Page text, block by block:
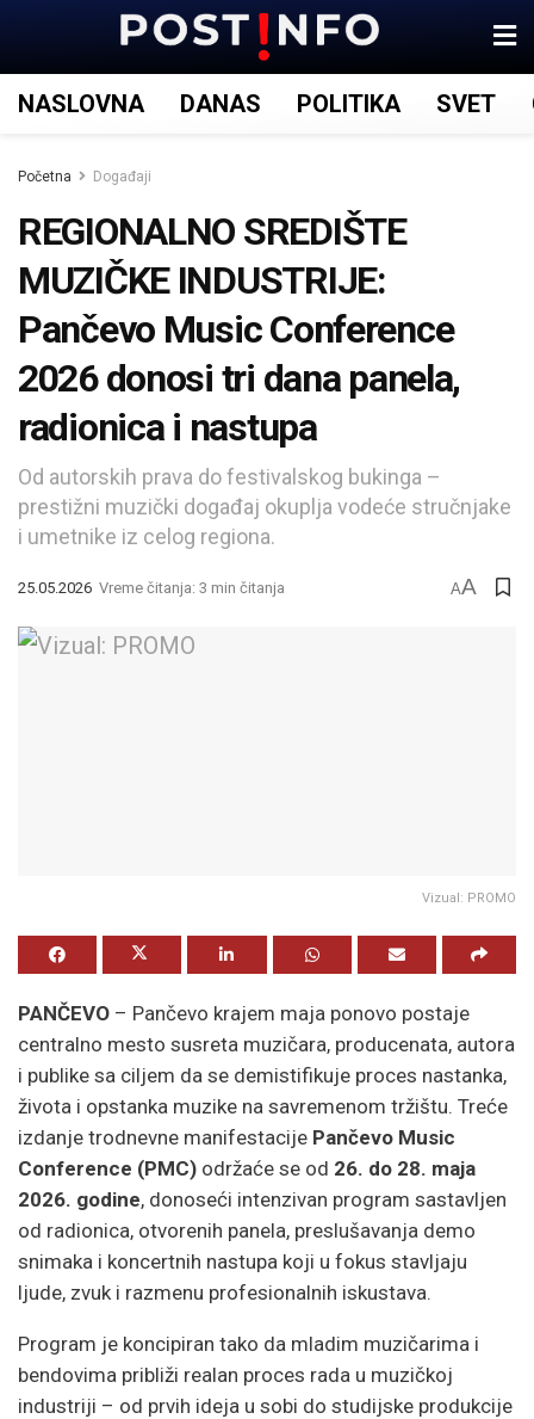
NASLOVNA DANAS POLITIKA SVET
Početna Događaji
REGIONALNO SREDIŠTE
MUZIČKE INDUSTRIJE:
Pančevo Music Conference
2026 donosi tri dana panela,
radionica i nastupa
Od autorskih prava do festivalskog bukinga –
prestižni muzički događaj okuplja vodeće stručnjake
i umetnike iz celog regiona.
25.05.2026 Vreme čitanja: 3 min čitanja AA
Vizual: PROMO
PANČEVO – Pančevo krajem maja ponovo postaje
centralno mesto susreta muzičara, producenata, autora
i publike sa ciljem da se demistifikuje proces nastanka,
života i opstanka muzike na savremenom tržištu. Treće
izdanje trodnevne manifestacije Pančevo Music
Conference (PMC) održaće se od 26. do 28. maja
2026. godine, donoseći intenzivan program sastavljen
od radionica, otvorenih panela, preslušavanja demo
snimaka i koncertnih nastupa koji u fokus stavljaju
ljude, zvuk i razmenu profesionalnih iskustava.
Program je koncipiran tako da mladim muzičarima i
bendovima približi realan proces rada u muzičkoj
industriji – od prvih ideja u sobi do studijske produkcije